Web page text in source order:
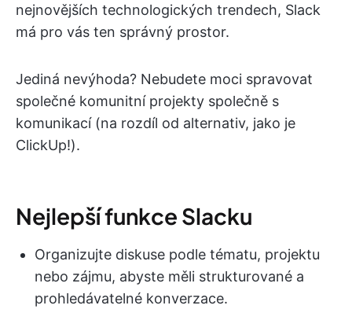
nejnovějších technologických trendech, Slack
má pro vás ten správný prostor.
Jediná nevýhoda? Nebudete moci spravovat
společné komunitní projekty společně s
komunikací (na rozdíl od alternativ, jako je
ClickUp!).
Nejlepší funkce Slacku
Organizujte diskuse podle tématu, projektu
nebo zájmu, abyste měli strukturované a
prohledávatelné konverzace.